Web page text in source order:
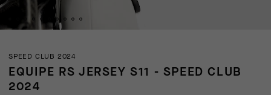
SPEED CLUB 2024
EQUIPE RS JERSEY S11 - SPEED CLUB
2024